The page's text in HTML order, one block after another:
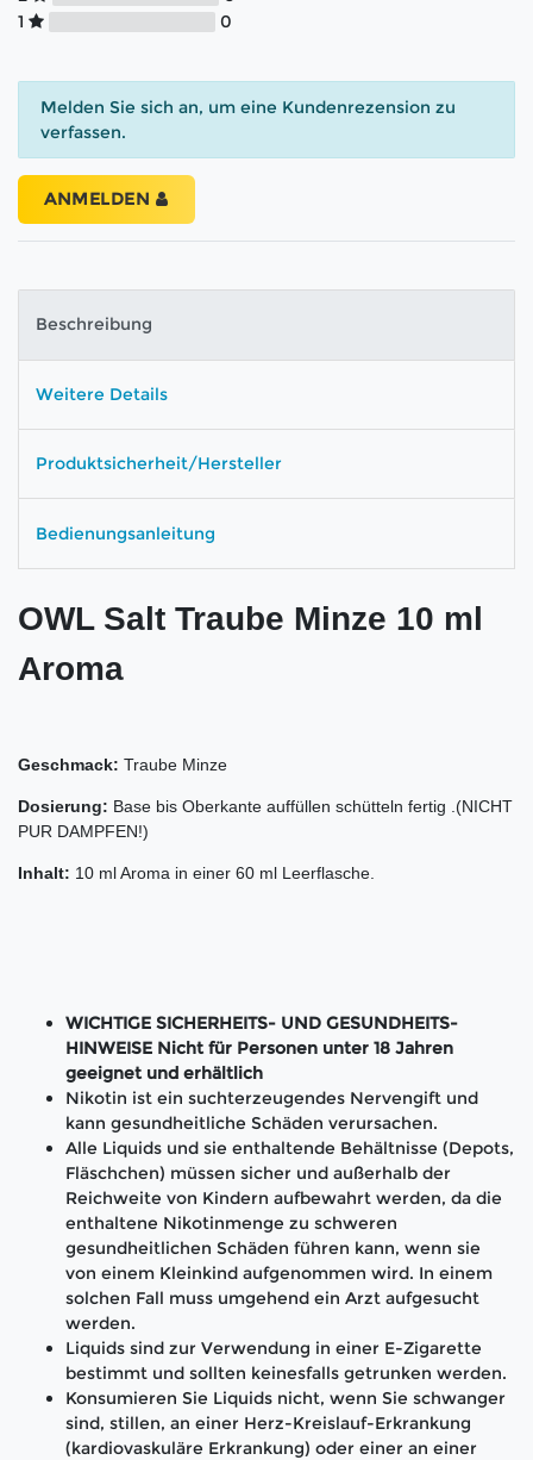
1
0
Melden Sie sich an, um eine Kundenrezension zu
verfassen.
ANMELDEN
Beschreibung
Weitere Details
Produktsicherheit/Hersteller
Bedienungsanleitung
OWL Salt Traube Minze 10 ml
Aroma
Geschmack: Traube Minze
Dosierung: Base bis Oberkante auffüllen schütteln fertig .(NICHT
PUR DAMPFEN!)
Inhalt: 10 ml Aroma in einer 60 ml Leerflasche.
WICHTIGE SICHERHEITS- UND GESUNDHEITS-
HINWEISE Nicht für Personen unter 18 Jahren
geeignet und erhältlich
Nikotin ist ein suchterzeugendes Nervengift und
kann gesundheitliche Schäden verursachen.
Alle Liquids und sie enthaltende Behältnisse (Depots,
Fläschchen) müssen sicher und außerhalb der
Reichweite von Kindern aufbewahrt werden, da die
enthaltene Nikotinmenge zu schweren
gesundheitlichen Schäden führen kann, wenn sie
von einem Kleinkind aufgenommen wird. In einem
solchen Fall muss umgehend ein Arzt aufgesucht
werden.
Liquids sind zur Verwendung in einer E-Zigarette
bestimmt und sollten keinesfalls getrunken werden.
Konsumieren Sie Liquids nicht, wenn Sie schwanger
sind, stillen, an einer Herz-Kreislauf-Erkrankung
(kardiovaskuläre Erkrankung) oder einer an einer